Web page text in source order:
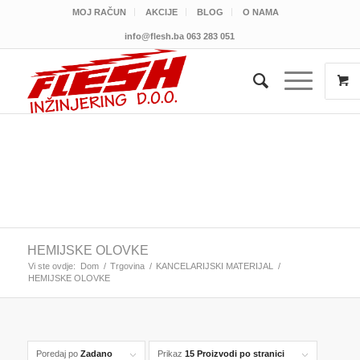
MOJ RAČUN AKCIJE BLOG O NAMA
info@flesh.ba 063 283 051
HEMIJSKE OLOVKE
Vi ste ovdje: Dom / Trgovina / KANCELARIJSKI MATERIJAL
/
HEMIJSKE OLOVKE
Poredaj po Zadano Prikaz 15 Proizvodi po stranici